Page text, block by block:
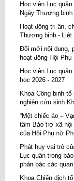
Học viện Lục
Ngày Thương
Hoạt động tri ân,
Thương binh - Liệt
Đổi mới nội dung,
hoạt động Hội Phụ
Học viện Lục
học 2026 - 2027
Khoa Công binh
nghiên cứu sinh
“Một chiếc áo –
tâm Bảo trợ xã
của Hội Phụ nữ
Phát huy vai trò
Lục quân trong
phản bác các
Khoa Chiến dịch